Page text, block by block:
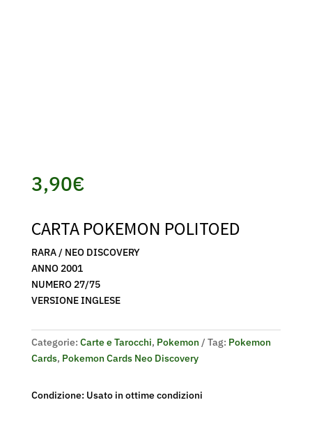
3,90€
CARTA POKEMON POLITOED
RARA / NEO DISCOVERY
ANNO 2001
NUMERO 27/75
VERSIONE INGLESE
Categorie: Carte e Tarocchi, Pokemon Tag: Pokemon
Cards, Pokemon Cards Neo Discovery
Condizione: Usato in ottime condizioni